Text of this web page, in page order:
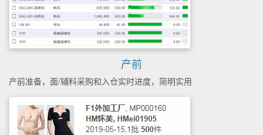
产前
产前准备，面/辅料采购和入仓实时进度，简明实用